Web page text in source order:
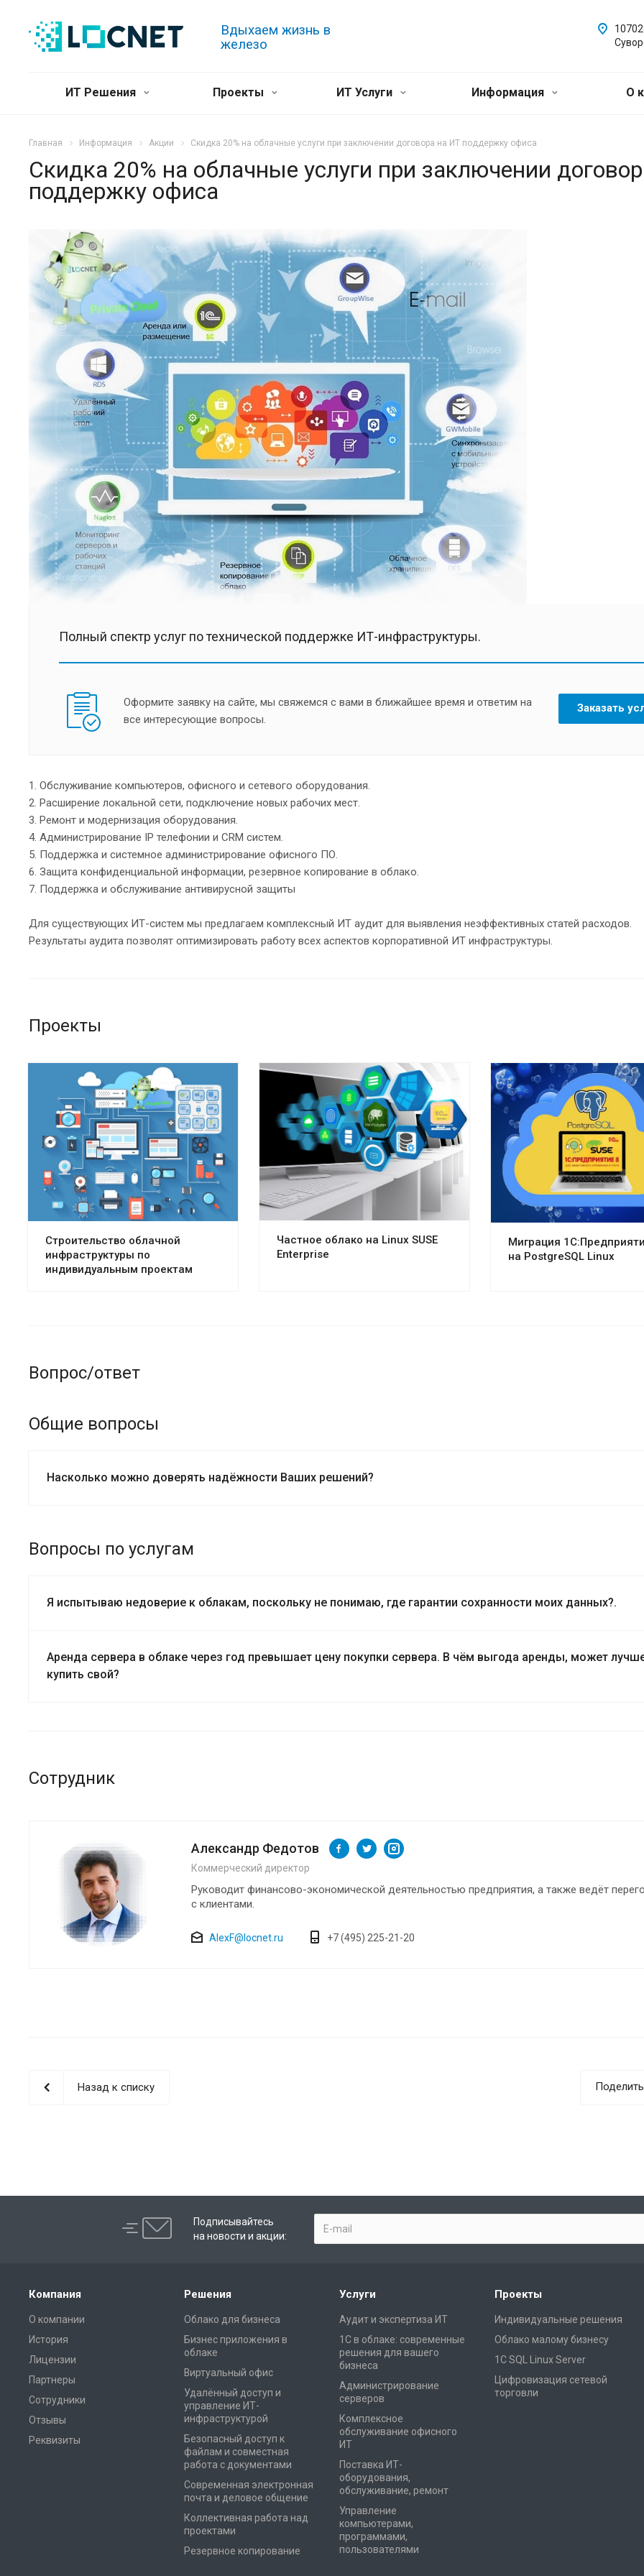
Вдыхаем жизнь в
железо
ИТ Решения Проекты ИТ Услуги Информация О
Главная Информация Акции Скидка 20% на облачные услуги при заключении договора на ИТ поддержку офиса
Скидка 20% на облачные услуги при заключении
поддержку офиса
Полный спектр услуг по технической поддержке ИТ-инфраструктуры.
Оформите заявку на сайте, мы свяжемся с вами в ближайшее время и ответим на
все интересующие вопросы.
Заказать
1. Обслуживание компьютеров, офисного и сетевого оборудования.
2. Расширение локальной сети, подключение новых рабочих мест.
3. Ремонт и модернизация оборудования.
4. Администрирование IP телефонии и CRM систем.
5. Поддержка и системное администрирование офисного ПО.
6. Защита конфиденциальной информации, резервное копирование в облако.
7. Поддержка и обслуживание антивирусной защиты
Для существующих ИТ-систем мы предлагаем комплексный ИТ аудит для выявления неэффективных статей расходов.
Результаты аудита позволят оптимизировать работу всех аспектов корпоративной ИТ инфраструктуры.
Проекты
Строительство облачной
инфраструктуры по
индивидуальным проектам
Частное облако на Linux SUSE
Enterprise
Миграция
на PostgreSQL Linux
Вопрос/ответ
Общие вопросы
Насколько можно доверять надёжности Ваших решений?
Вопросы по услугам
Я испытываю недоверие к облакам, поскольку не понимаю, где гарантии сохранности моих данных?.
Аренда сервера в облаке через год превышает цену покупки сервера. В чём выгода аренды, может
купить свой?
Сотрудник
Александр Федотов
Коммерческий директор
Руководит финансово-экономической деятельностью предприятия, а также ведёт
с клиентами.
AlexF@locnet.ru +7 (495) 225-21-20
Назад к списку
Подписывайтесь
на новости и акции:
Компания
О компании
История
Лицензии
Партнеры
Сотрудники
Отзывы
Реквизиты
Решения
Облако для бизнеса
Бизнес приложения в
облаке
Виртуальный офис
Удалённый доступ и
управление ИТ-
инфраструктурой
Безопасный доступ к
файлам и совместная
работа с документами
Современная электронная
почта и деловое общение
Коллективная работа над
проектами
Резервное копирование
Услуги
Аудит и экспертиза ИТ
1С в облаке: современные
решения для вашего
бизнеса
Администрирование
серверов
Комплексное
обслуживание офисного
ИТ
Поставка ИТ-
оборудования,
обслуживание, ремонт
Управление
компьютерами,
программами,
пользователями
Проекты
Индивидуальные решения
Облако малому бизнесу
1С SQL Linux Server
Цифровизация сетевой
торговли